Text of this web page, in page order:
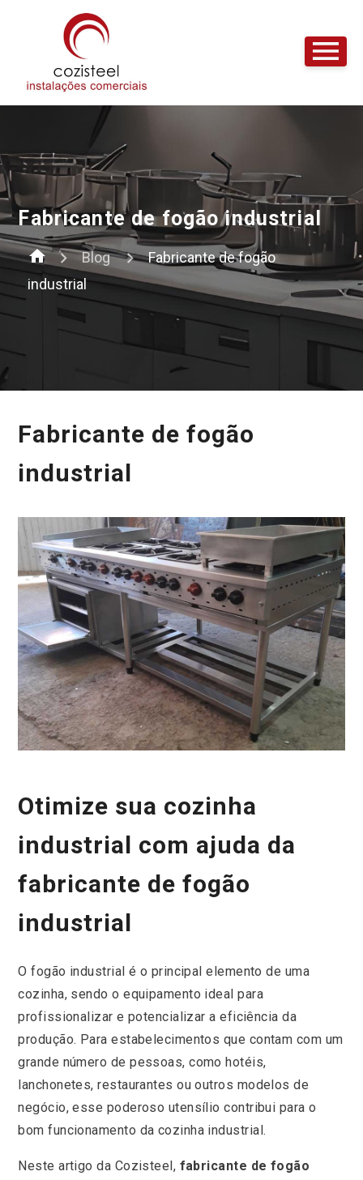
Fabricante de fogão industrial
home Blog
Fabricante de fogão
industrial
Fabricante de fogão
industrial
Otimize sua cozinha
industrial com ajuda da
fabricante de fogão
industrial
O fogão industrial é o principal elemento de uma
cozinha, sendo o equipamento ideal para
profissionalizar e potencializar a eficiência da
produção. Para estabelecimentos que contam com um
grande número de pessoas, como hotéis,
lanchonetes, restaurantes ou outros modelos de
negócio, esse poderoso utensílio contribui para o
bom funcionamento da cozinha industrial.
Neste artigo da Cozisteel, fabricante de fogão